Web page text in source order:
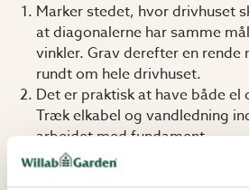
Marker stedet, hvor drivhuset
at diagonalerne har samme
vinkler. Grav derefter en
rundt om hele drivhuset.
Det er praktisk at have både el
Træk elkabel og vandledning
arbejdet med fundament.
Derefter fulder du op med
med lecablokke. Stik